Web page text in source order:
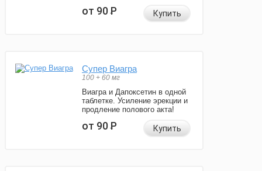
от 90Р Купить
Супер Виагра
100 + 60 мг
Виагра и Дапоксетин в одной
таблетке. Усиление эрекции и
продление полового акта!
от 90Р Купить